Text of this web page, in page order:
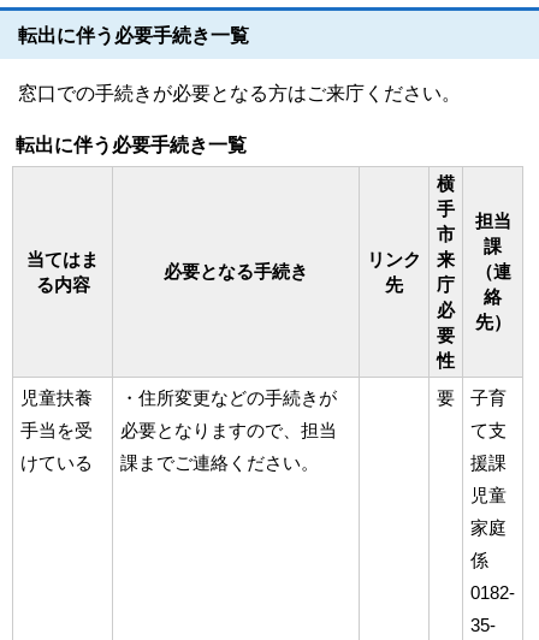
転出に伴う必要手続き一覧
窓口での手続きが必要となる方はご来庁ください。
転出に伴う必要手続き一覧
当てはま
る内容
必要となる手続き
リンク
先
横
手
市
来
庁
必
要
性
担当
課
（連
絡
先）
児童扶養
手当を受
けている
・住所変更などの手続きが
必要となりますので、担当
課までご連絡ください。
要
子育
て支
援課
児童
家庭
係
0182-
35-